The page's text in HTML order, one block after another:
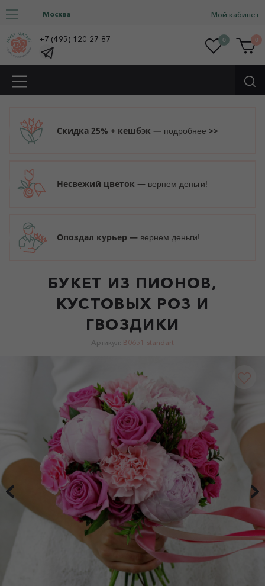
Москва Мой кабинет
+7 (495) 120-27-87 0 0
Скидка 25% + кешбэк — подробнее >>
Несвежий цветок — вернем деньги!
Опоздал курьер — вернем деньги!
БУКЕТ ИЗ ПИОНОВ,
КУСТОВЫХ РОЗ И
ГВОЗДИКИ
Артикул: B0651-standart